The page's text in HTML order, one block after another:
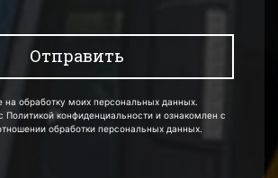
на обработку моих персональных данных.
Политикой конфиденциальности и ознакомлен с
обработки персональных данных.